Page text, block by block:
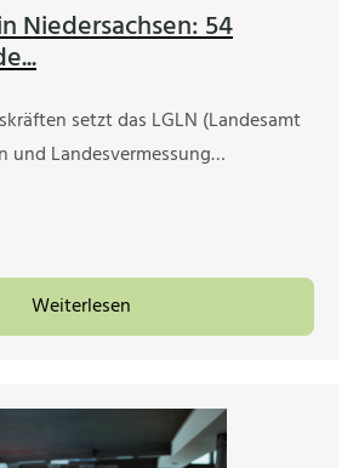
Niedersachsen: 54
setzt das LGLN (Landesamt
und Landesvermessung…
Weiterlesen